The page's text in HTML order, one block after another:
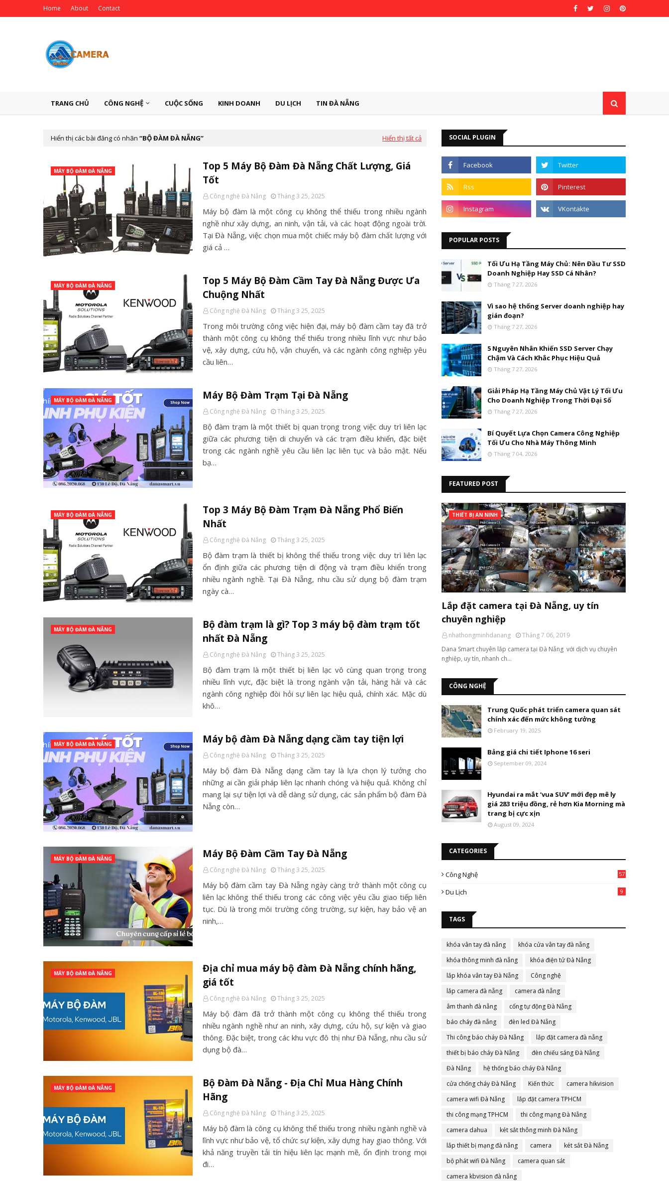
Home About Contact
TRANG CHỦ CÔNG NGHỆ CUỘC SỐNG KINH DOANH DU LỊCH TIN ĐÀ NẴNG
Hiển thị các bài đăng có nhãn BỘ ĐÀM ĐÀ NẴNG Hiển thị tất cả
MÁY BỘ ĐÀM ĐÀ NẴNG
Top 5 Máy Bộ Đàm Đà Nẵng Chất Lượng, Giá
Tốt
Công nghệ Đà Nẵng Tháng 3 25, 2025
Máy bộ đàm là một công cụ không thể thiếu trong nhiều ngành
nghề như xây dựng, an ninh, vận tải, và các hoạt động ngoài trời.
Tại Đà Nẵng, việc chọn mua một chiếc máy bộ đàm chất lượng với
giá cả …
MÁY BỘ ĐÀM ĐÀ NẴNG
Top 5 Máy Bộ Đàm Cầm Tay Đà Nẵng Được Ưa
Chuộng Nhất
Công nghệ Đà Nẵng Tháng 3 25, 2025
Trong môi trường công việc hiện đại, máy bộ đàm cầm tay đã trở
thành một công cụ không thể thiếu trong nhiều lĩnh vực như bảo
vệ, xây dựng, cứu hộ, vận chuyển, và các ngành công nghiệp yêu
cầu liên…
MÁY BỘ ĐÀM ĐÀ NẴNG Máy Bộ Đàm Trạm Tại Đà Nẵng
Công nghệ Đà Nẵng Tháng 3 25, 2025
Bộ đàm trạm là một thiết bị quan trọng trong việc duy trì liên lạc
giữa các phương tiện di chuyển và các trạm điều khiển, đặc biệt
trong các ngành nghề yêu cầu liên lạc liên tục và bảo mật. Nếu
bạ…
MÁY BỘ ĐÀM ĐÀ NẴNG
Top 3 Máy Bộ Đàm Trạm Đà Nẵng Phổ Biến
Nhất
Công nghệ Đà Nẵng Tháng 3 25, 2025
Bộ đàm trạm là thiết bị không thể thiếu trong việc duy trì liên lạc
ổn định giữa các phương tiện di động và trạm điều khiển trong
nhiều ngành nghề. Tại Đà Nẵng, nhu cầu sử dụng bộ đàm trạm
ngày cà…
MÁY BỘ ĐÀM ĐÀ NẴNG
Bộ đàm trạm là gì? Top 3 máy bộ đàm trạm tốt
nhất Đà Nẵng
Công nghệ Đà Nẵng Tháng 3 25, 2025
Bộ đàm trạm là một thiết bị liên lạc vô cùng quan trọng trong
nhiều lĩnh vực, đặc biệt là trong ngành vận tải, hàng hải và các
ngành công nghiệp đòi hỏi sự liên lạc hiệu quả, chính xác. Mặc dù
khô…
MÁY BỘ ĐÀM ĐÀ NẴNG Máy bộ đàm Đà Nẵng dạng cầm tay tiện lợi
Công nghệ Đà Nẵng Tháng 3 25, 2025
Máy bộ đàm Đà Nẵng dạng cầm tay là lựa chọn lý tưởng cho
những ai cần giải pháp liên lạc nhanh chóng và hiệu quả. Không chỉ
mang lại sự tiện lợi và dễ dàng sử dụng, các sản phẩm bộ đàm Đà
Nẵng còn…
MÁY BỘ ĐÀM ĐÀ NẴNG Máy Bộ Đàm Cầm Tay Đà Nẵng
Công nghệ Đà Nẵng Tháng 3 25, 2025
Máy bộ đàm cầm tay Đà Nẵng ngày càng trở thành một công cụ
liên lạc không thể thiếu trong các công việc yêu cầu giao tiếp liên
tục. Dù là trong môi trường công trường, sự kiện, hay bảo vệ an
ninh,…
MÁY BỘ ĐÀM ĐÀ NẴNG
Địa chỉ mua máy bộ đàm Đà Nẵng chính hãng,
giá tốt
Công nghệ Đà Nẵng Tháng 3 25, 2025
Máy bộ đàm đã trở thành một công cụ không thể thiếu trong
nhiều ngành nghề như an ninh, xây dựng, cứu hộ, sự kiện và giao
thông. Đặc biệt, trong các khu vực đô thị như Đà Nẵng, nhu cầu sử
dụng bộ đà…
MÁY BỘ ĐÀM ĐÀ NẴNG
Bộ Đàm Đà Nẵng - Địa Chỉ Mua Hàng Chính
Hãng
Công nghệ Đà Nẵng Tháng 3 25, 2025
Máy bộ đàm là công cụ không thể thiếu trong nhiều ngành nghề và
lĩnh vực như bảo vệ, tổ chức sự kiện, xây dựng hay giao thông. Với
khả năng truyền tải tín hiệu liên lạc mạnh mẽ, ổn định trong mọi
đi…
SOCIAL PLUGIN
POPULAR POSTS
Tối Ưu Hạ Tầng Máy Chủ: Nên Đầu Tư SSD
Doanh Nghiệp Hay SSD Cá Nhân?
Tháng 7 27, 2026
Vì sao hệ thống Server doanh nghiệp hay
gián đoạn?
Tháng 7 27, 2026
5 Nguyên Nhân Khiến SSD Server Chạy
Chậm Và Cách Khắc Phục Hiệu Quả
Tháng 7 27, 2026
Giải Pháp Hạ Tầng Máy Chủ Vật Lý Tối Ưu
Cho Doanh Nghiệp Trong Thời Đại Số
Tháng 7 27, 2026
Bí Quyết Lựa Chọn Camera Công Nghiệp
Tối Ưu Cho Nhà Máy Thông Minh
Tháng 7 04, 2026
FEATURED POST
THIẾT BỊ AN NINH
Lắp đặt camera tại Đà Nẵng, uy tín
chuyên nghiệp
nhathongminhdanang
Tháng 7 06, 2019
Dana Smart chuyên lắp camera tại Đà Nẵng với dịch vụ chuyên
nghiệp, uy tín, nhanh ch…
CÔNG NGHỆ
Trung Quốc phát triển camera quan sát
chính xác đến mức không tưởng
February 19, 2025
Bảng giá chi tiết Iphone 16 seri
September 09, 2024
Hyundai ra mắt ‘vua SUV’ mới đẹp mê ly
giá 283 triệu đồng, rẻ hơn Kia Morning mà
trang bị cực xịn
August 09, 2024
CATEGORIES
Công Nghệ 57
Du Lịch 9
TAGS
khóa vân tay đà nẵng
khóa cửa vân tay đà nẵng
khóa thông minh đà nẵng
khóa điện tử Đà Nẵng
lắp khóa vân tay Đà Nẵng
Công nghệ
lắp camera đà nẵng
camera đà nẵng
âm thanh đà nẵng
cổng tự động Đà Nẵng
báo cháy đà nẵng
đèn led Đà Nẵng
Thi công báo cháy Đà Nẵng
lắp đặt camera đà nẵng
thiết bị báo cháy Đà Nẵng
đèn chiếu sáng Đà Nẵng
Đà Nẵng
hệ thống báo cháy Đà Nẵng
cửa chống cháy Đà Nẵng
Kiến thức
camera hikvision
camera wifi Đà Nẵng
lắp đặt camera TPHCM
thi công mạng TPHCM
thi công mạng Đà Nẵng
camera dahua
két sắt thông minh Đà Nẵng
lắp thiết bị mạng đà nẵng
camera
két sắt Đà Nẵng
bộ phát wifi Đà Nẵng
camera quan sát
camera kbvision đà nẵng